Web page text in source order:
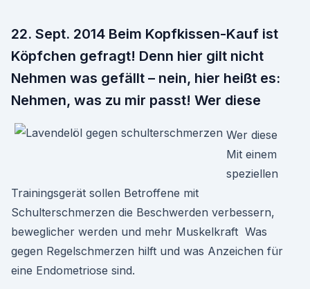
22. Sept. 2014 Beim Kopfkissen-Kauf ist
Köpfchen gefragt! Denn hier gilt nicht
Nehmen was gefällt – nein, hier heißt es:
Nehmen, was zu mir passt! Wer diese
Wer diese
Mit einem
speziellen
Trainingsgerät sollen Betroffene mit
Schulterschmerzen die Beschwerden verbessern,
beweglicher werden und mehr Muskelkraft Was
gegen Regelschmerzen hilft und was Anzeichen für
eine Endometriose sind.